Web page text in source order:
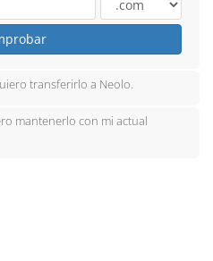
transferirlo a Neolo.
mantenerlo con mi actual